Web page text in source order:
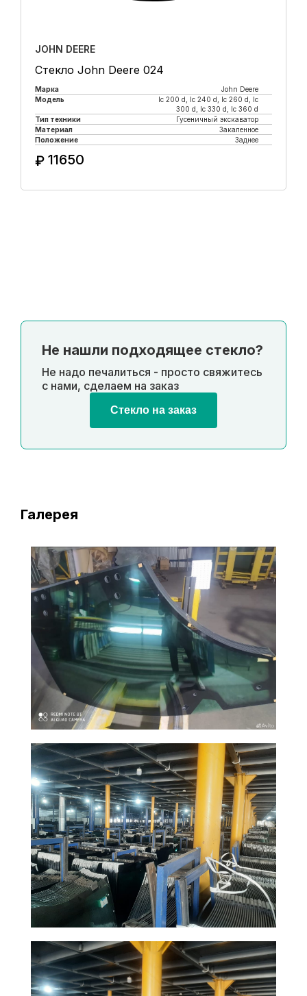
JOHN DEERE
Стекло John Deere 024
Марка
John Deere
Модель
lc 200 d, lc 240 d, lc 260 d, lc
300 d, lc 330 d, lc 360 d
Тип техники
Гусеничный экскаватор
Материал
Закаленное
Положение
Заднее
₽ 11650
Не нашли подходящее стекло?
Не надо печалиться - просто свяжитесь
с нами, сделаем на заказ
Стекло на заказ
Галерея